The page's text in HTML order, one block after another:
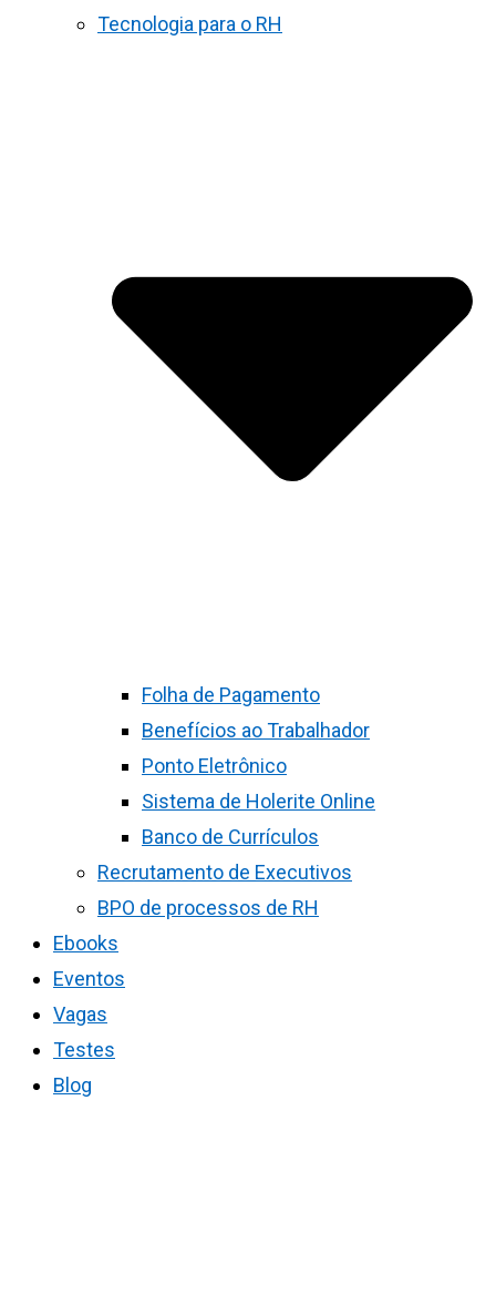
Tecnologia para o RH
Folha de Pagamento
Benefícios ao Trabalhador
Ponto Eletrônico
Sistema de Holerite Online
Banco de Currículos
Recrutamento de Executivos
BPO de processos de RH
Ebooks
Eventos
Vagas
Testes
Blog